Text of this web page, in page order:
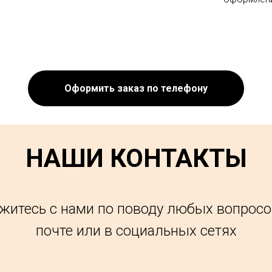
Оформить заказ по телефону
НАШИ КОНТАКТЫ
с нами по поводу любых
почте или в социальных сетях